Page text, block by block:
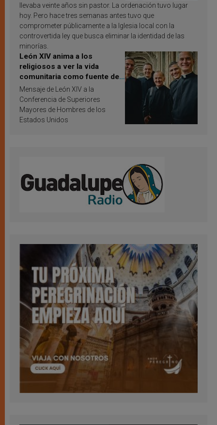
llevaba veinte años sin pastor. La ordenación tuvo lugar
hoy. Pero hace tres semanas antes tuvo que
comprometer públicamente a la Iglesia local con la
controvertida ley que busca eliminar la identidad de las
minorías.
León XIV anima a los
religiosos a ver la vida
comunitaria como fuente de
inspiración y santificación
Mensaje de León XIV a la
Conferencia de Superiores
Mayores de Hombres de los
Estados Unidos